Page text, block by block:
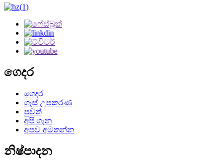
ගෙදර
ගෙදර
ගෑස් උපකරණ
පුවත්
අපි ගැන
අපව අමතන්න
නිෂ්පාදන